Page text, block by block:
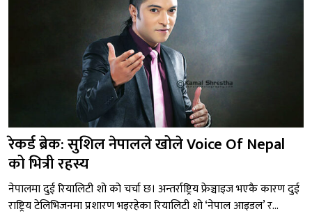
रेकर्ड ब्रेक: सुशिल नेपालले खोले Voice Of Nepal
को भित्री रहस्य
नेपालमा दुई रियालिटी शो को चर्चा छ। अन्तर्राष्ट्रिय फ्रेञ्चाइज भएकै कारण दुई
राष्ट्रिय टेलिभिजनमा प्रशारण भइरहेका रियालिटी शो ‘नेपाल आइडल’ र...